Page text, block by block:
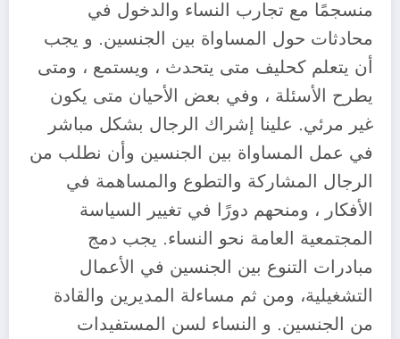
منسجمًا مع تجارب النساء والدخول في
محادثات حول المساواة بين الجنسين. و يجب
أن يتعلم كحليف متى يتحدث ، ويستمع ، ومتى
يطرح الأسئلة ، وفي بعض الأحيان متى يكون
غير مرئي. علينا إشراك الرجال بشكل مباشر
في عمل المساواة بين الجنسين وأن نطلب من
الرجال المشاركة والتطوع والمساهمة في
الأفكار ، ومنحهم دورًا في تغيير السياسة
المجتمعية العامة نحو النساء. يجب دمج
مبادرات التنوع بين الجنسين في الأعمال
التشغيلية، ومن ثم مساءلة المديرين والقادة
من الجنسين. و النساء لسن المستفيدات